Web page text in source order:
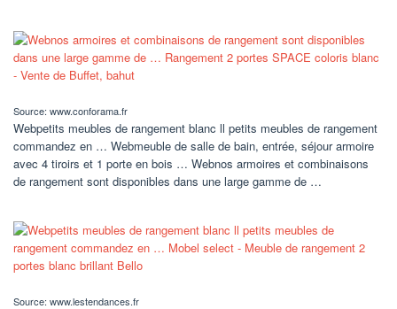
Source: www.conforama.fr
Webpetits meubles de rangement blanc ll petits meubles de rangement
commandez en … Webmeuble de salle de bain, entrée, séjour armoire
avec 4 tiroirs et 1 porte en bois … Webnos armoires et combinaisons
de rangement sont disponibles dans une large gamme de …
Source: www.lestendances.fr